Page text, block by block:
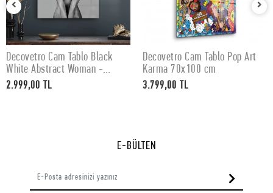
SEPETE EKLE
Decovetro Cam Tablo Black
White Abstract Woman -
50x70 cm
2.999,00 TL
SEPETE EKLE
Decovetro Cam Tablo Pop Art
Karma 70x100 cm
3.799,00 TL
E-BÜLTEN